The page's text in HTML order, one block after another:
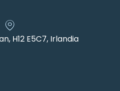
H12 E5C7, Irlandia